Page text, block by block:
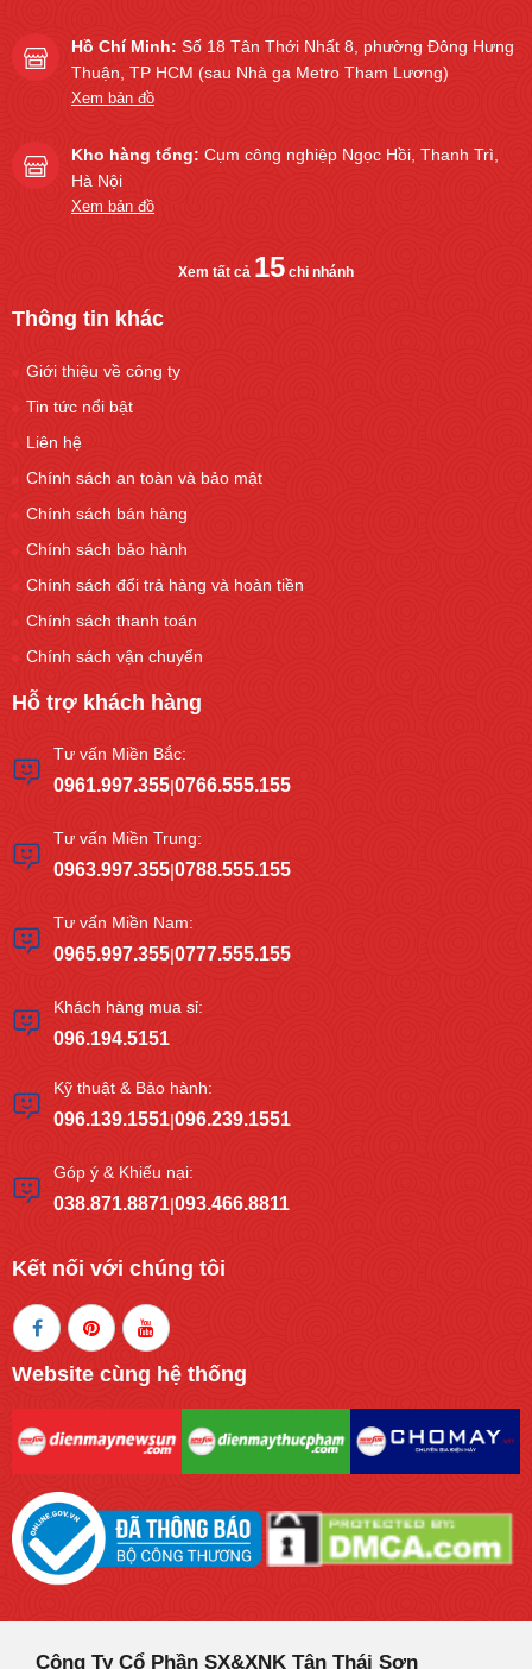
Hồ Chí Minh: Số 18 Tân Thới Nhất 8, phường Đông Hưng
Thuận, TP HCM (sau Nhà ga Metro Tham Lương)
Xem bản đồ
Kho hàng tổng: Cụm công nghiệp Ngọc Hồi, Thanh Trì,
Hà Nội
Xem bản đồ
Xem tất cả 15 chi nhánh
Thông tin khác
Giới thiệu về công ty
Tin tức nổi bật
Liên hệ
Chính sách an toàn và bảo mật
Chính sách bán hàng
Chính sách bảo hành
Chính sách đổi trả hàng và hoàn tiền
Chính sách thanh toán
Chính sách vận chuyển
Hỗ trợ khách hàng
Tư vấn Miền Bắc:
0961.997.355|0766.555.155
Tư vấn Miền Trung:
0963.997.355|0788.555.155
Tư vấn Miền Nam:
0965.997.355|0777.555.155
Khách hàng mua sỉ:
096.194.5151
Kỹ thuật & Bảo hành:
096.139.1551|096.239.1551
Góp ý & Khiếu nại:
038.871.8871|093.466.8811
Kết nối với chúng tôi
Website cùng hệ thống
Công Ty Cổ Phần SX&XNK Tân Thái Sơn